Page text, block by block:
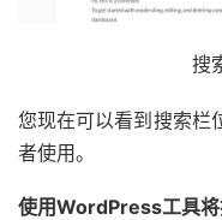
搜
您现在可以看到搜索栏
者使用。
使用WordPress工具